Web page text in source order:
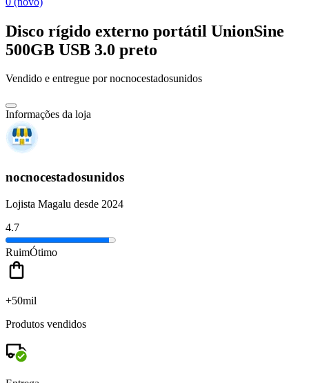
Disco rígido externo portátil UnionSine
500GB USB 3.0 preto
Vendido e entregue por nocnocestadosunidos
Informações da loja
nocnocestadosunidos
Lojista Magalu desde 2024
4.7
RuimÓtimo
+50mil
Produtos vendidos